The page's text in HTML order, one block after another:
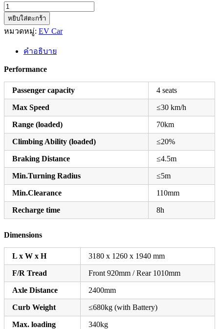
จำนวน
Golf
Cart
Starwell
ชิ้น
หยิบใส่ตะกร้า
หมวดหมู่: EV Car
คำอธิบาย
Performance
Passenger capacity 4 seats
Max Speed ≤30 km/h
Range (loaded) 70km
Climbing Ability (loaded) ≤20%
Braking Distance ≤4.5m
Min.Turning Radius ≤5m
Min.Clearance 110mm
Recharge time 8h
Dimensions
L x W x H 3180 x 1260 x 1940 mm
F/R Tread Front 920mm / Rear 1010mm
Axle Distance 2400mm
Curb Weight ≤680kg (with Battery)
Max. loading 340kg